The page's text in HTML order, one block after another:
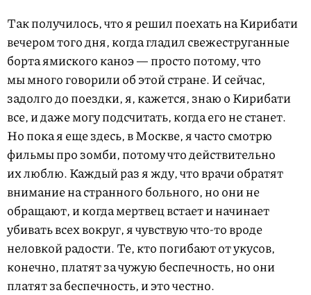
Так получилось, что я решил поехать на Кирибати
вечером того дня, когда гладил свежеструганные
борта ямиского каноэ — просто потому, что
мы много говорили об этой стране. И сейчас,
задолго до поездки, я, кажется, знаю о Кирибати
все, и даже могу подсчитать, когда его не станет.
Но пока я еще здесь, в Москве, я часто смотрю
фильмы про зомби, потому что действительно
их люблю. Каждый раз я жду, что врачи обратят
внимание на странного больного, но они не
обращают, и когда мертвец встает и начинает
убивать всех вокруг, я чувствую что-то вроде
неловкой радости. Те, кто погибают от укусов,
конечно, платят за чужую беспечность, но они
платят за беспечность, и это честно.